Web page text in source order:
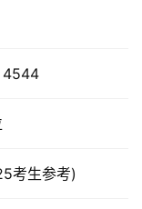
4544
考生参考)